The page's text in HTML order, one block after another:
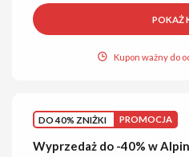
POKAŻ
Kupon ważny do
DO 40% ZNIŻKI PROMOCJA
Wyprzedaż do -40% w